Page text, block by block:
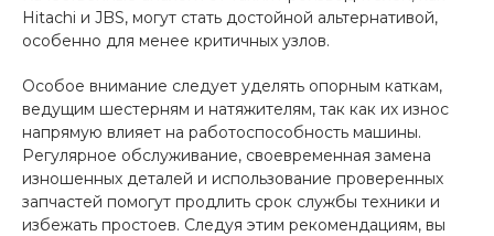
Hitachi и JBS, могут стать достойной альтернативой,
особенно для менее критичных узлов.
Особое внимание следует уделять опорным каткам,
ведущим шестерням и натяжителям, так как их износ
напрямую влияет на работоспособность машины.
Регулярное обслуживание, своевременная замена
изношенных деталей и использование проверенных
запчастей помогут продлить срок службы техники и
избежать простоев. Следуя этим рекомендациям, вы